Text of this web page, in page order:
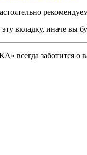
вкладку, иначе вы
заботится о